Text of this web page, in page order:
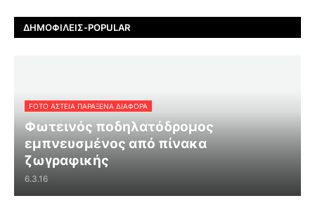
ΔΗΜΟΦΙΛΕΊΣ-POPULAR
FOTO ΑΣΤΕΙΑ ΠΑΡΑΞΕΝΑ ΔΙΑΦΟΡΑ
Φωτεινός ποδηλατόδρομος
εμπνευσμένος από πίνακα
ζωγραφικής
6.3.16